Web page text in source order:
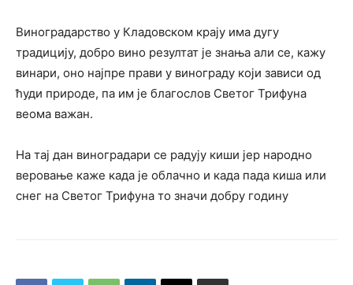
Виноградарство у Кладовском крају има дугу
традицију, добро вино резултат је знања али се, кажу
винари, оно најпре прави у винограду који зависи од
ћуди природе, па им је благослов Светог Трифуна
веома важан.
На тај дан виноградари се радују киши јер народно
веровање каже када је облачно и када пада киша или
снег на Светог Трифуна то значи добру годину